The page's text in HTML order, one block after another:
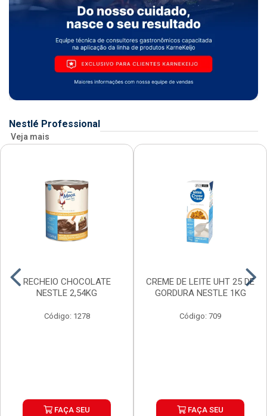
Nestlé Professional
Veja mais
RECHEIO CHOCOLATE
NESTLE 2,54KG
Código: 1278
FAÇA SEU
CREME DE LEITE UHT 25 DE
GORDURA NESTLE 1KG
Código: 709
FAÇA SEU